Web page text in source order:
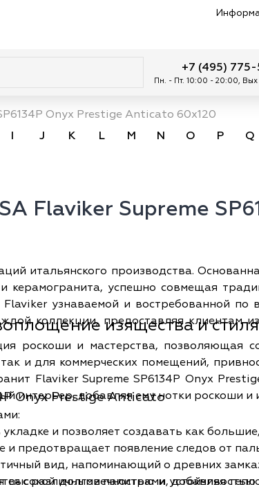
+7 (495)
Пн. - Пт. 10:00 - 20:00, Вых
Onyx Prestige Anticato 60x120
I J K L M N O P Q
Flaviker Supreme
итальянского производства.
керамогранита, успешно совмещая
узнаваемой и востребованной по
коллекции, предоставляя клиентам
изящества и стиля
роскоши и мастерства,
и для коммерческих помещений,
Flaviker Supreme SP6134P Onyx
интерьер, добавляя ему нотки роскоши и
Onyx Prestige Anticato
и позволяет создавать как
предотвращает появление следов от
вид, напоминающий о древних
с различными палитрами, добавляя
высокой долговечностью и